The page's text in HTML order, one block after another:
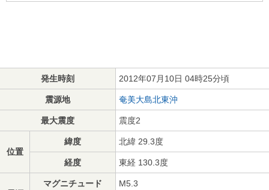
発生時刻 2012年07月10日 04時25分頃
震源地 奄美大島北東沖
最大震度 震度2
位置
緯度 北緯 29.3度
経度 東経 130.3度
マグニチュード M5.3